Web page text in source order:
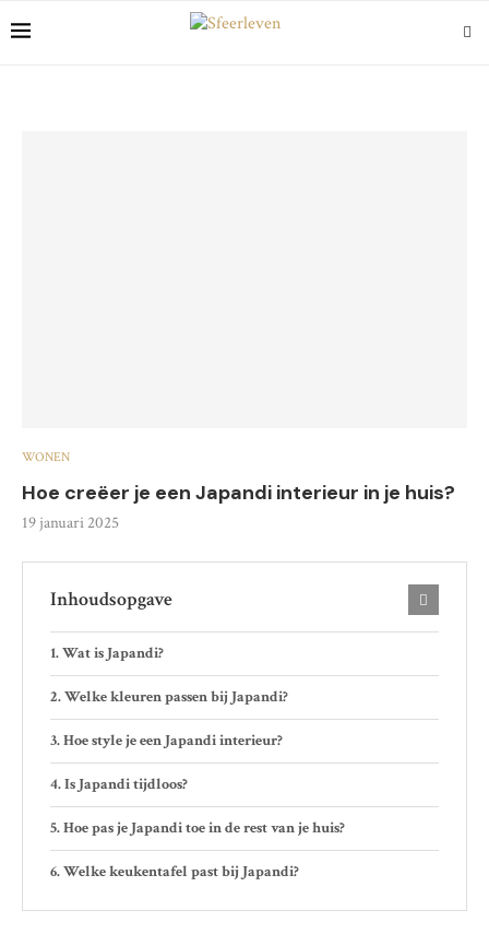
WONEN
Hoe creëer je een Japandi interieur in je huis?
19 januari 2025
Inhoudsopgave
Wat is Japandi?
Welke kleuren passen bij Japandi?
Hoe style je een Japandi interieur?
Is Japandi tijdloos?
Hoe pas je Japandi toe in de rest van je huis?
Welke keukentafel past bij Japandi?